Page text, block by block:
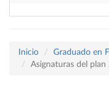
Inicio
Graduado en
Asignaturas del